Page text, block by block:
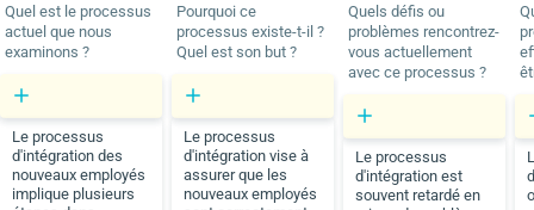
Quel est le processus
actuel que nous
examinons ?
Le processus
d'intégration des
nouveaux employés
implique plusieurs
Pourquoi ce
processus existe-t-il ?
Quel est son but ?
Le processus
d'intégration vise à
assurer que les
nouveaux employés
Quels défis ou
problèmes rencontrez-
vous actuellement
avec ce processus ?
Le processus
d'intégration est
souvent retardé en